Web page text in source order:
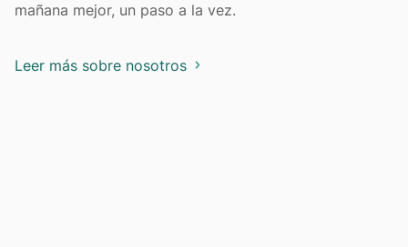
mañana mejor, un paso a la vez.
Leer más sobre nosotros